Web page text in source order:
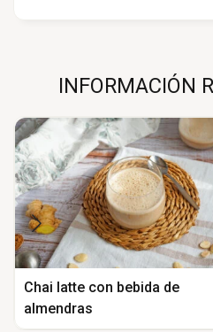
INFORMACIÓN
Chai latte con bebida de
almendras